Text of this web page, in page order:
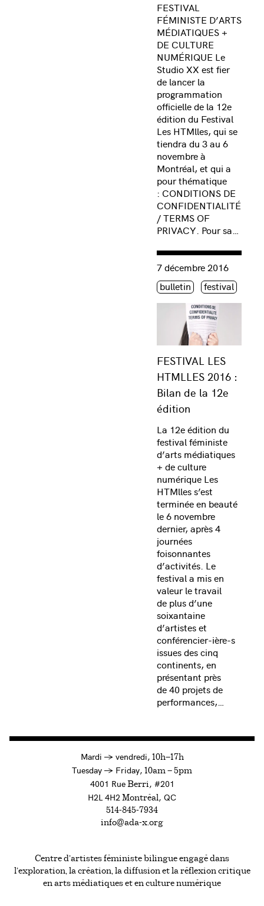
FESTIVAL
FÉMINISTE D’ARTS
MÉDIATIQUES +
DE CULTURE
NUMÉRIQUE Le
Studio XX est fier
de lancer la
programmation
officielle de la 12e
édition du Festival
Les HTMlles, qui se
tiendra du 3 au 6
novembre à
Montréal, et qui a
pour thématique
: CONDITIONS DE
CONFIDENTIALITÉ
/ TERMS OF
PRIVACY. Pour sa…
FESTIVAL LES
HTMLLES 2016 :
Bilan de la 12e
édition
Consulter « FESTIVAL
7 décembre 2016
Étiquette(s)
bulletin festival
La 12e édition du
festival féministe
d’arts médiatiques
+ de culture
numérique Les
HTMlles s’est
terminée en beauté
le 6 novembre
dernier, après 4
journées
foisonnantes
d’activités. Le
festival a mis en
valeur le travail
de plus d’une
soixantaine
d’artistes et
conférencier-ière-s
issues des cinq
continents, en
présentant près
de 40 projets de
performances,…
Mardi →à
vendredi, 10h—17h
Tuesday →toFriday, 10am — 5pm
4001 RueBerri, #201
H2L 4H2 Montréal, QC
514-845-7934
info@ada-x.org
Centre d’artistes féministe bilingue engagé dans
l’exploration, la création, la diffusion et la réflexion critique
en arts médiatiques et en culture numérique